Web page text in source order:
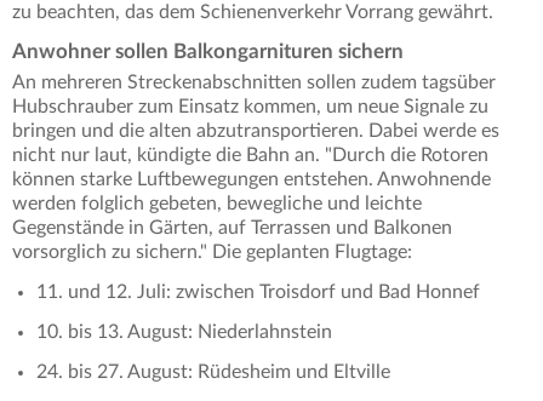
zu beachten, das dem Schienenverkehr Vorrang gewährt.
Anwohner sollen Balkongarnituren sichern
An mehreren Streckenabschnitten sollen zudem tagsüber
Hubschrauber zum Einsatz kommen, um neue Signale zu
bringen und die alten abzutransportieren. Dabei werde es
nicht nur laut, kündigte die Bahn an. "Durch die Rotoren
können starke Luftbewegungen entstehen. Anwohnende
werden folglich gebeten, bewegliche und leichte
Gegenstände in Gärten, auf Terrassen und Balkonen
vorsorglich zu sichern." Die geplanten Flugtage:
11. und 12. Juli: zwischen Troisdorf und Bad Honnef
10. bis 13. August: Niederlahnstein
24. bis 27. August: Rüdesheim und Eltville